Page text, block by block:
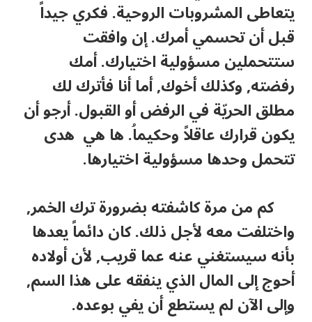
يتعاطى المشروبات الروحية. فكري جيداً
قبل أن تحسمي أمرك. إن وافقت
ستتحملين مسؤولية اختيارك. أمك
رفضته, وكذلك أخوك, أما أنا فأترك لك
مطلق الحريّة في الرفض أو القبول. أرجو أن
يكون قرارك عاقلاً وحكيماُ. ها هي هدى
تتحمل وحدها مسؤولية اختيارها.
كم من مرة كاشفته بضرورة ترك الخمر,
واختلفت معه لأجل ذلك. كان دائماً يعدها
بأنه سيستغني عنه عما قريب, لأن أولاده
أحوج إلى المال الذي ينفقه على هذا السم,
وإلى الآن لم يستطع أن يفي بوعده.